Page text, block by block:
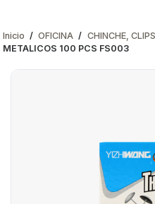
Inicio / OFICINA / CHINCHE,
METALICOS 100 PCS FS003